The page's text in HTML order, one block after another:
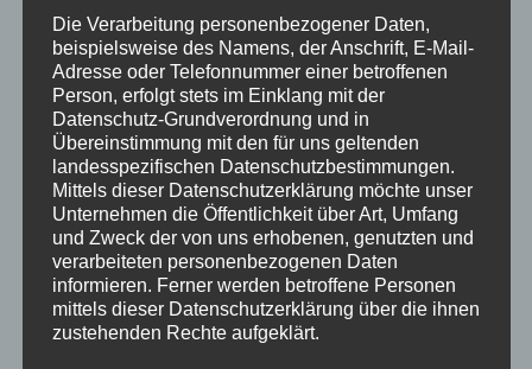
einzureichen.
Hinweis: Laut §5, Absatz 2 ist der Jahresbeitrag auch dann
zu zahlen, wenn die Mitgliedschaft nach Maßgabe des §4
Abs. 2 der Satzung während eines Jahres endet.
Über eine rege Teilnahme freuen wir uns.
Beitrags-
Autor:
Oliver Joachim
Beitrag
veröffentlicht:
10.11.2016
Beitrags-
Kategorie:
Allgemein / Termine
Weiterlesen
Ordentliche
Die Verarbeitung personenbezogener Daten,
beispielsweise des Namens, der Anschrift, E-Mail-
Adresse oder Telefonnummer einer betroffenen
Person, erfolgt stets im Einklang mit der
Datenschutz-Grundverordnung und in
Übereinstimmung mit den für uns geltenden
landesspezifischen Datenschutzbestimmungen.
Mittels dieser Datenschutzerklärung möchte unser
Unternehmen die Öffentlichkeit über Art, Umfang
und Zweck der von uns erhobenen, genutzten und
verarbeiteten personenbezogenen Daten
informieren. Ferner werden betroffene Personen
mittels dieser Datenschutzerklärung über die ihnen
zustehenden Rechte aufgeklärt.